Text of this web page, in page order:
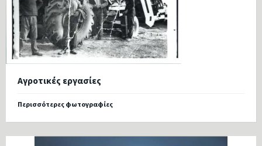
Αγροτικές εργασίες
Περισσότερες φωτογραφίες